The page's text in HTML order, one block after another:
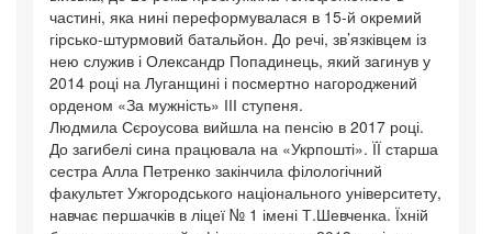
частині, яка нині переформувалася в 15-й окремий
гірсько-штурмовий батальйон. До речі, зв’язківцем із
нею служив і Олександр Попадинець, який загинув у
2014 році на Луганщині і посмертно нагороджений
орденом «За мужність» ІІІ ступеня.
Людмила Сєроусова вийшла на пенсію в 2017 році.
До загибелі сина працювала на «Укрпошті». ЇЇ старша
сестра Алла Петренко закінчила філологічний
факультет Ужгородського національного університету,
навчає першачків в ліцеї № 1 імені Т.Шевченка. Їхній